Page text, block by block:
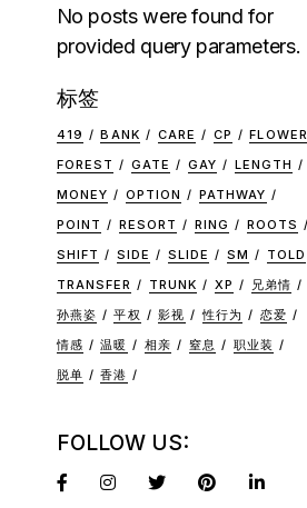
No posts were found for
provided query parameters.
标签
419 BANK CARE CP
FLOWER
FOREST
GATE GAY
LENGTH
MONEY
OPTION
PATHWAY
POINT
RESORT RING
ROOTS
SHIFT
SIDE SLIDE SM
TOLD
TRANSFER
TRUNK XP
兄弟情
孙燕姿
平权 影视 性行为
恋爱
情感
温暖 相亲 窒息
职业装
脱单
香港
FOLLOW US: